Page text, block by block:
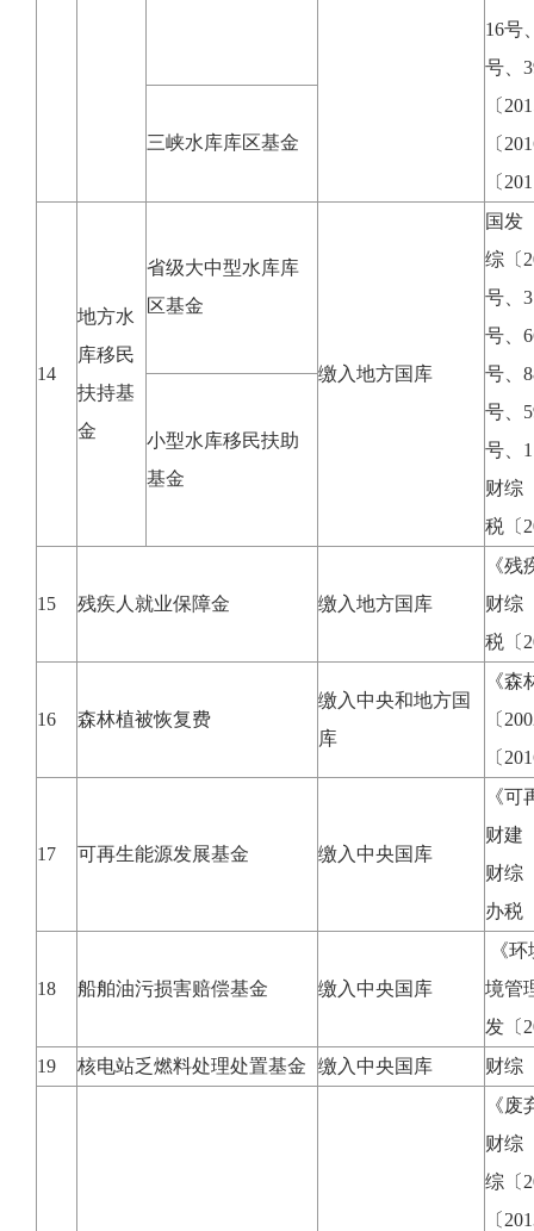
16号
号、
〔
〔
〔
三峡水库库区基金
14
地方水
库移民
扶持基
金
省级大中型水库库
区基金
缴入地方国库
国发
综〔
号、
号、
号、
号、
号、
财综
税〔
小型水库移民扶助
基金
15 残疾人就业保障金 缴入地方国库
《
财综
税〔
16 森林植被恢复费
缴入中央和地方国
库
《
〔
〔
17 可再生能源发展基金 缴入中央国库
《
财建
财综
办税
18 船舶油污损害赔偿基金 缴入中央国库
《
境管
发〔
19
核电站乏燃料处理处置基金 缴入中央国库 财综
《
财综
综〔
〔